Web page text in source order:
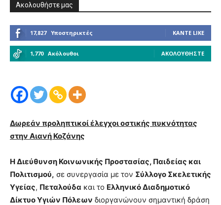
Ακολουθήστε μας
17,827 Υποστηρικτές ΚΆΝΤΕ LIKE
1,770 Ακόλουθοι ΑΚΟΛΟΥΘΉΣΤΕ
Δωρεάν προληπτικοί έλεγχοι οστικής πυκνότητας
στην Αιανή Κοζάνης
Η Διεύθυνση Κοινωνικής Προστασίας, Παιδείας και
Πολιτισμού, σε συνεργασία με τον Σύλλογο Σκελετικής
Υγείας, Πεταλούδα και το Ελληνικό Διαδημοτικό
Δίκτυο Υγιών Πόλεων διοργανώνουν σημαντική δράση